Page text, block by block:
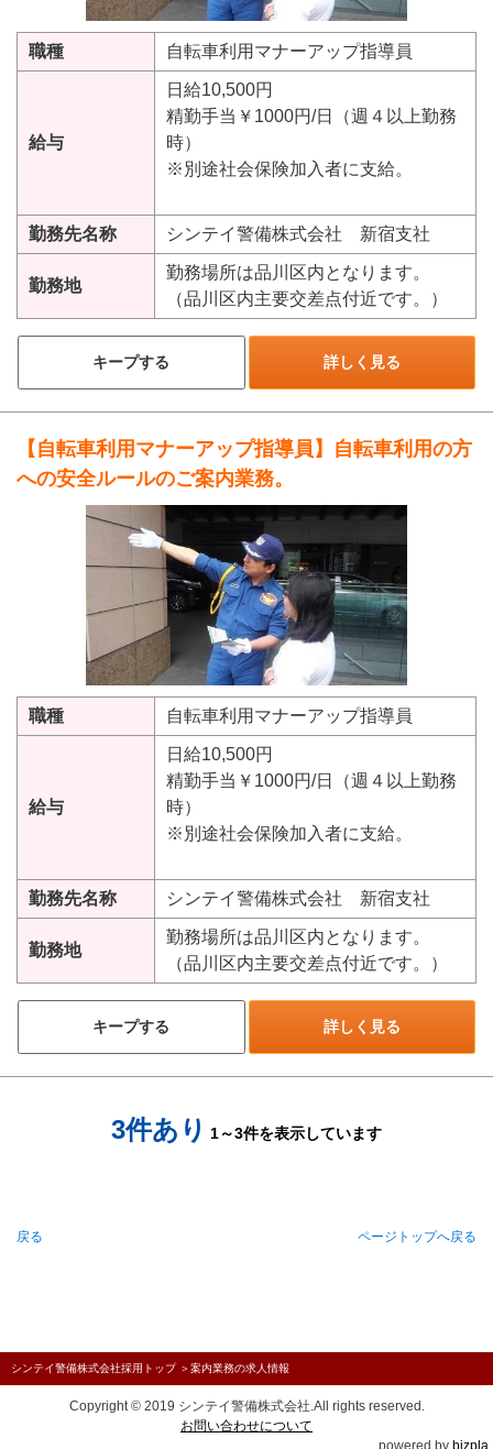
職種 自転車利用マナーアップ指導員
給与
日給10,500円
精勤手当￥1000円/日（週４以上勤務
時）
※別途社会保険加入者に支給。
勤務先名称 シンテイ警備株式会社 新宿支社
勤務地
勤務場所は品川区内となります。
（品川区内主要交差点付近です。）
キープする 詳しく見る
【自転車利用マナーアップ指導員】自転車利用の方
への安全ルールのご案内業務。
職種 自転車利用マナーアップ指導員
給与
日給10,500円
精勤手当￥1000円/日（週４以上勤務
時）
※別途社会保険加入者に支給。
勤務先名称 シンテイ警備株式会社 新宿支社
勤務地
勤務場所は品川区内となります。
（品川区内主要交差点付近です。）
キープする 詳しく見る
3件あり 1～3件を表示しています
戻る ページトップへ戻る
シンテイ警備株式会社採用トップ ＞案内業務の求人情報
Copyright © 2019 シンテイ警備株式会社.All rights reserved.
お問い合わせについて
powered by bizpla